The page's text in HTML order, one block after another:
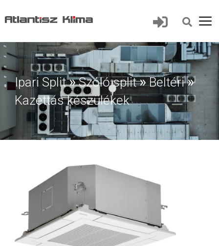
Ipari Split » Szóló split » Beltéri »
Kazettás készülékek